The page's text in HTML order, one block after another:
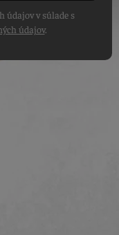
údajov v súlade s
údajov.